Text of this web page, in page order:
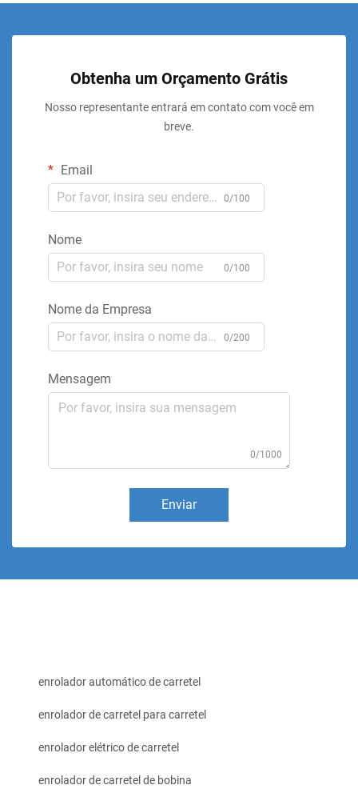
Obtenha um Orçamento Grátis
Nosso representante entrará em contato com você em
breve.
Email
0/100
Nome
0/100
Nome da Empresa
0/200
Mensagem
0/1000
Enviar
enrolador automático de carretel
enrolador de carretel para carretel
enrolador elétrico de carretel
enrolador de carretel de bobina